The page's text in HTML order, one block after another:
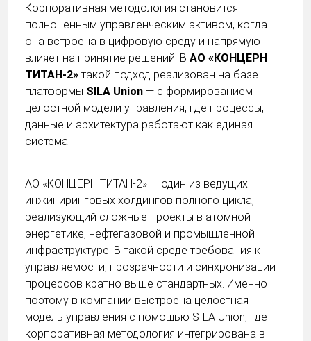
Корпоративная методология становится
полноценным управленческим активом, когда
она встроена в цифровую среду и напрямую
влияет на принятие решений. В АО «КОНЦЕРН
ТИТАН-2» такой подход реализован на базе
платформы SILA Union — с формированием
целостной модели управления, где процессы,
данные и архитектура работают как единая
система.
АО «КОНЦЕРН ТИТАН-2» — один из ведущих
инжиниринговых холдингов полного цикла,
реализующий сложные проекты в атомной
энергетике, нефтегазовой и промышленной
инфраструктуре. В такой среде требования к
управляемости, прозрачности и синхронизации
процессов кратно выше стандартных. Именно
поэтому в компании выстроена целостная
модель управления с помощью SILA Union, где
корпоративная методология интегрирована в